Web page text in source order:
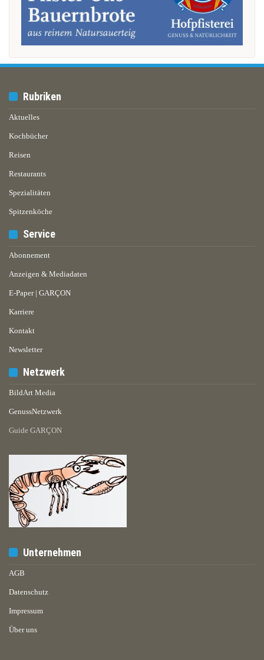
Rubriken
Aktuelles
Kochbücher
Reisen
Restaurants
Spezialitäten
Spitzenköche
Service
Abonnement
Anzeigen & Mediadaten
E-Paper | GARÇON
Karriere
Kontakt
Newsletter
Netzwerk
BildArt Media
GenussNetzwerk
Guide GARÇON
Unternehmen
AGB
Datenschutz
Impressum
Über uns